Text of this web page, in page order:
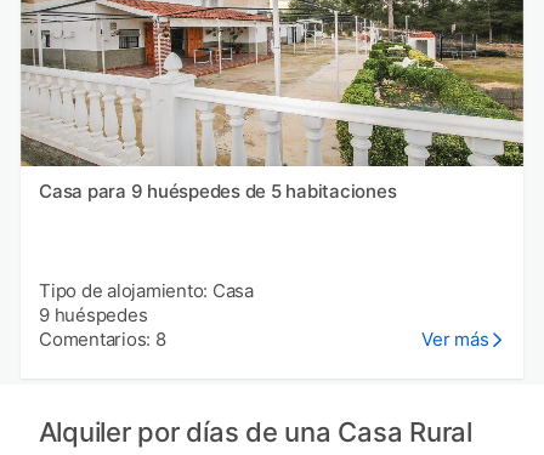
Casa para 9 huéspedes de 5 habitaciones
Tipo de alojamiento: Casa
9 huéspedes
Comentarios: 8
Ver más
Alquiler por días de una Casa Rural